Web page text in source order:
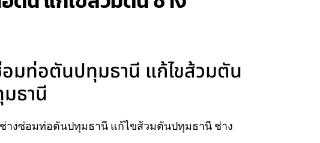
มท่อตันปทุมธานี แก้ไขส้วมตัน
ธานี
างซ่อมท่อตันปทุมธานี แก้ไขส้วมตันปทุมธานี ช่าง